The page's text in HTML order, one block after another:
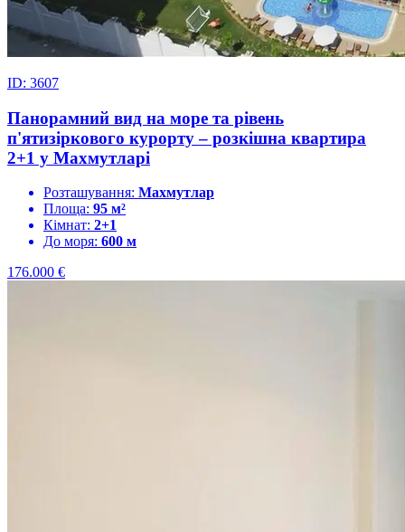
ID: 3607
Панорамний вид на море та рівень
п'ятизіркового курорту – розкішна квартира
2+1 у Махмутларі
Розташування: Махмутлар
Площа: 95 м²
Кімнат: 2+1
До моря: 600 м
176.000 €